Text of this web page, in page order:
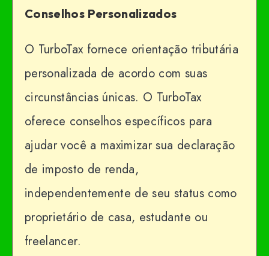
Conselhos Personalizados
O TurboTax fornece orientação tributária
personalizada de acordo com suas
circunstâncias únicas. O TurboTax
oferece conselhos específicos para
ajudar você a maximizar sua declaração
de imposto de renda,
independentemente de seu status como
proprietário de casa, estudante ou
freelancer.